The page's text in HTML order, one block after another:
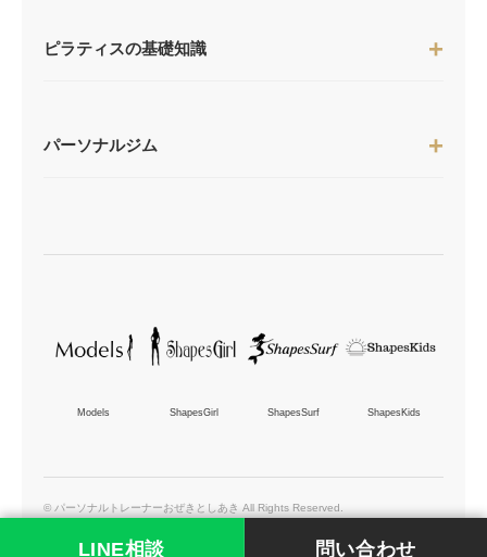
ピラティスの基礎知識
パーソナルジム
Models ShapesGirl ShapesSurf ShapesKids
© パーソナルトレーナーおぜきとしあき All Rights Reserved.
LINE相談 問い合わせ